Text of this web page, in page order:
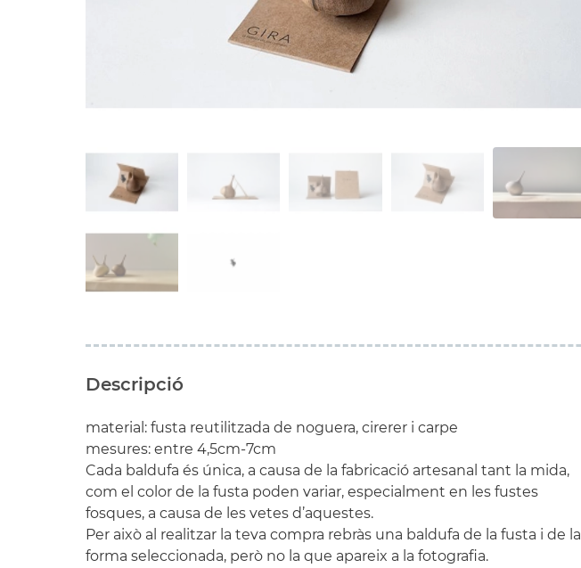
Descripció
material: fusta reutilitzada de noguera, cirerer i carpe
mesures: entre 4,5cm-7cm
Cada baldufa és única, a causa de la fabricació artesanal tant la mida,
com el color de la fusta poden variar, especialment en les fustes
fosques, a causa de les vetes d’aquestes.
Per això al realitzar la teva compra rebràs una baldufa de la fusta i de la
forma seleccionada, però no la que apareix a la fotografia.